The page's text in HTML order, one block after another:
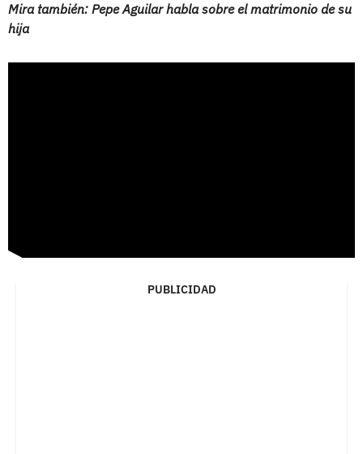
Mira también: Pepe Aguilar habla sobre el matrimonio de su
hija
PUBLICIDAD